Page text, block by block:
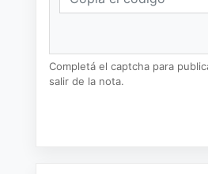
Completá el captcha para
salir de la nota.